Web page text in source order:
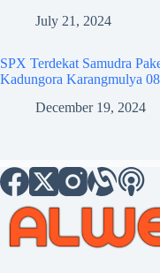
July 21, 2024
SPX Terdekat Samudra
Kadungora Karangmulya
December 19, 2024